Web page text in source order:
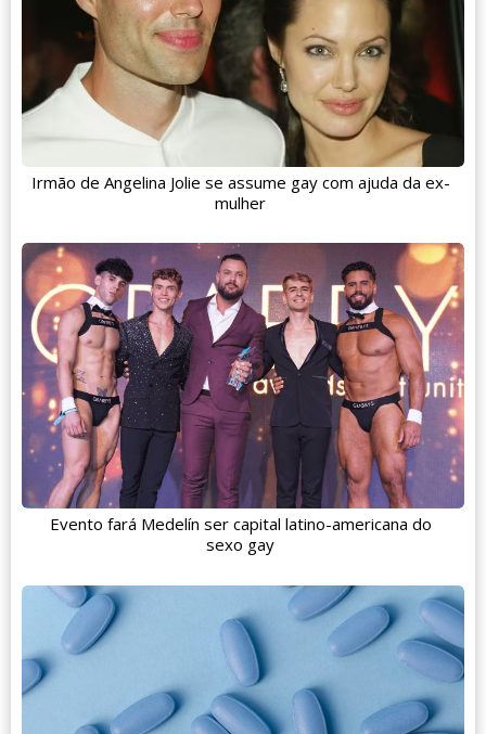
Irmão de Angelina Jolie se assume gay com ajuda da ex-
mulher
Evento fará Medelín ser capital latino-americana do
sexo gay